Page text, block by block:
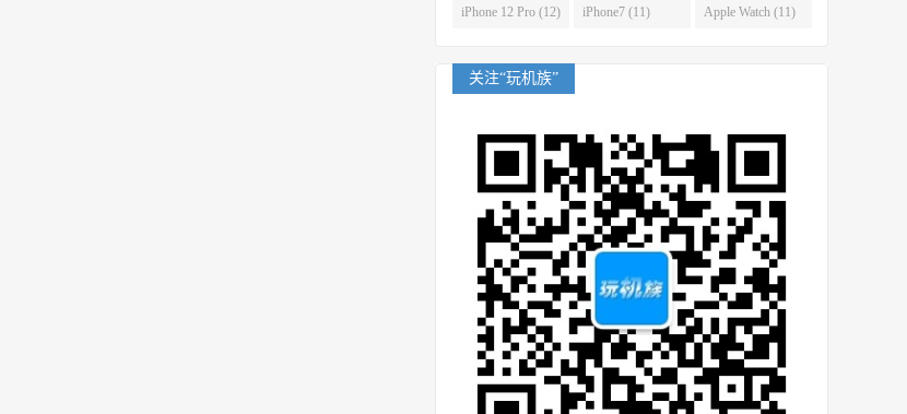
iPhone 12 Pro (12) iPhone7 (11) Apple Watch (11)
关注“玩机族”